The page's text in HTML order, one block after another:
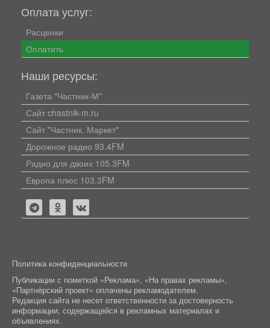
Оплата услуг:
Расценки
Оплатить
Наши ресурсы:
Газета "Частник-М"
Сайт chastnik-m.ru
Сайт "Частник. Маркет"
Дорожное радио 93.4FM
Радио для двоих 105.3FM
Европа плюс 103.3FM
Политика конфиденциальности
Публикации с пометкой «Реклама», «На правах рекламы»,
«Партнёрский проект» оплачены рекламодателем.
Редакция сайта не несет ответственности за достоверность
информации, содержащейся в рекламных материалах и
объявлениях.